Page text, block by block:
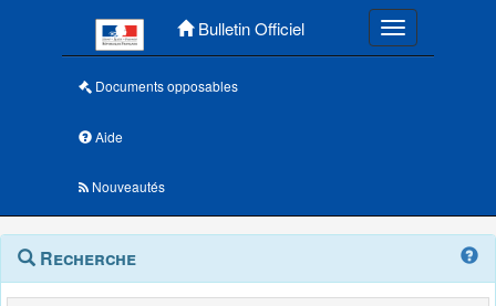
Bulletin Officiel Toggle
Documents opposables
Aide
Nouveautés
Navigation
outils
Menu
contextuel
Recherche